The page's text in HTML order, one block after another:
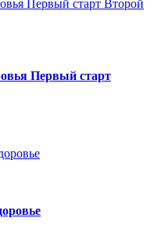
Первый старт